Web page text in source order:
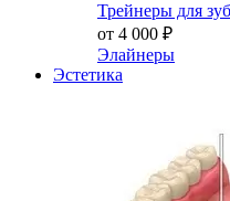
Трейнеры для
от 4 000 ₽
Элайнеры
Эстетика